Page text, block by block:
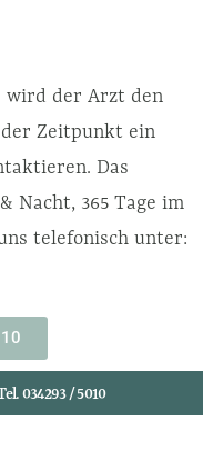
wird der Arzt den
Zeitpunkt ein
Das
Nacht, 365 Tage im
telefonisch unter:
034293 / 5010